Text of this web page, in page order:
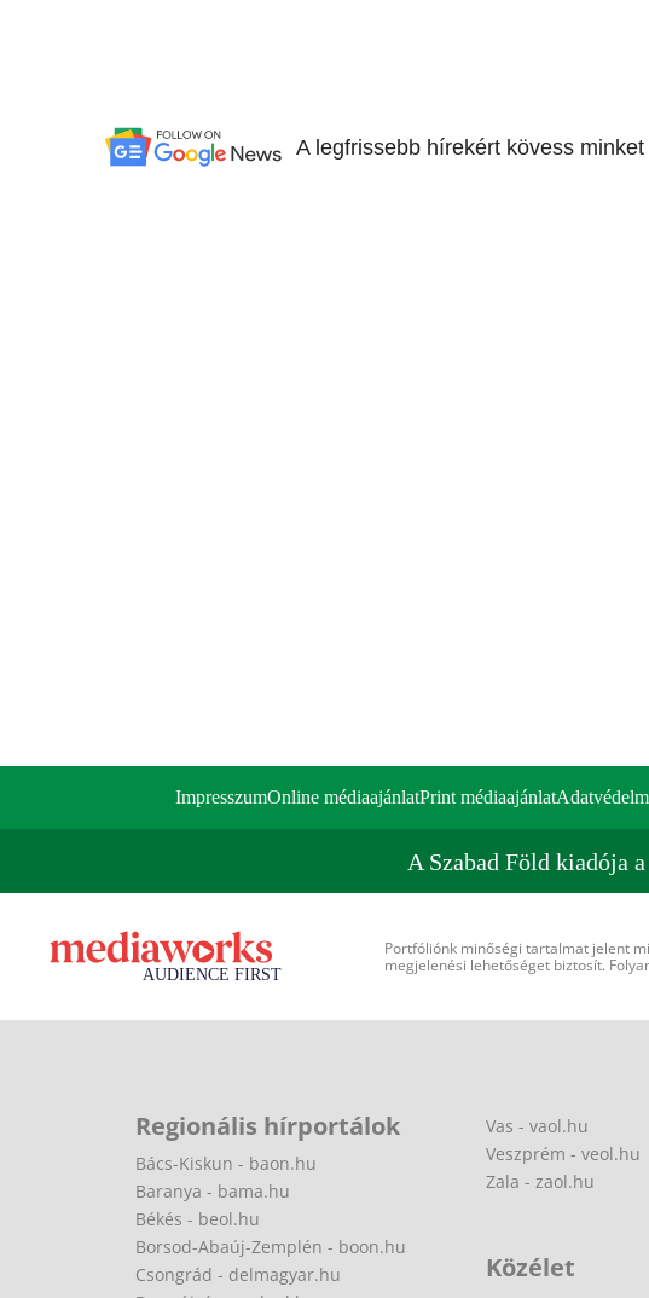
A legfrissebb hírekért kövess minket
ImpresszumOnline médiaajánlatPrint médiaajánlat
A Szabad Föld kiadója
Portfóliónk minőségi tartalmat jelent
megjelenési lehetőséget biztosít.
Regionális hírportálok
Bács-Kiskun - baon.hu
Baranya - bama.hu
Békés - beol.hu
Borsod-Abaúj-Zemplén - boon.hu
Csongrád - delmagyar.hu
Vas - vaol.hu
Veszprém - veol.hu
Zala - zaol.hu
Közélet